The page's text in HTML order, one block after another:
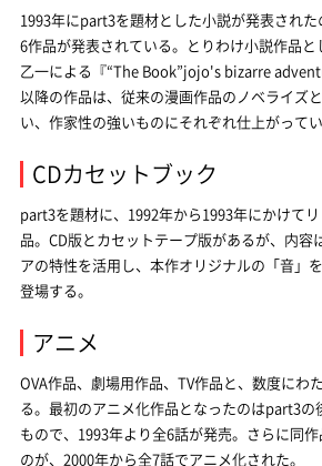
1993年にpart3を題材とした小説が発表され
6作品が発表されている。とりわけ小説作品と
乙一による『“The Book”jojo's bizarre
以降の作品は、従来の漫画作品のノベライズ
い、作家性の強いものにそれぞれ仕上がってい
CDカセットブック
part3を題材に、1992年から1993年にかけて
品。CD版とカセットテープ版があるが、内容
アの特性を活用し、本作オリジナルの「音」
登場する。
アニメ
OVA作品、劇場用作品、TV作品と、数度にわ
る。最初のアニメ化作品となったのはpart3の
もので、1993年より全6話が発売。さらに同
のが、2000年から全7話でアニメ化された。